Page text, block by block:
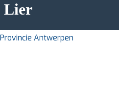
Lier
Antwerpen